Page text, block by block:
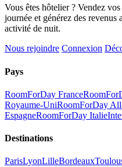
Vous êtes hôtelier ? Vendez
journée et générez des
activité de nuit.
Nous rejoindre Connexion
Pays
RoomForDay France
Royaume-UniRoomForDay
EspagneRoomForDay Italie
Destinations
ParisLyonLilleBordeaux